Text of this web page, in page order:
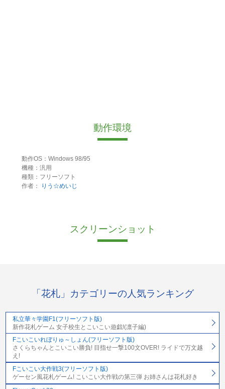
動作環境
動作OS：Windows 98/95
機種：汎用
種類：フリーソフト
作者：
りう☆めいじ
スクリーンショット
「花札」カテゴリーの人気ランキング
私立華々学園F1(フリーソフト版)
新作花札ゲーム 女子校生とこいこい遊戯!(凛子編)
Fこいこいれぼりゅ～しょん(フリーソフト版)
さくらちゃんとこいこい勝負! 目指せ一撃100文OVER! ライドで万文越
え!
Fこいこい大作戦3(フリーソフト版)
ゲーセン風花札ゲーム! こいこい大作戦の第三弾 お姉さんは花札好き